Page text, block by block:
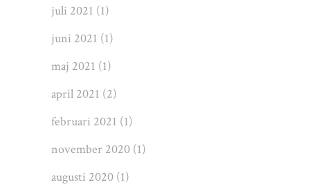
juli 2021 (1)
juni 2021 (1)
maj 2021 (1)
april 2021 (2)
februari 2021 (1)
november 2020 (1)
augusti 2020 (1)